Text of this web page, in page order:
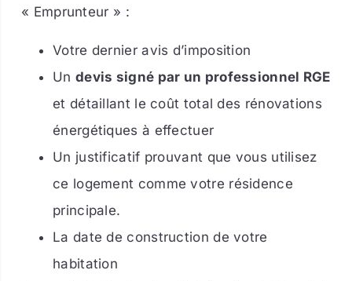
« Emprunteur » :
Votre dernier avis d’imposition
Un devis signé par un professionnel RGE
et détaillant le coût total des rénovations
énergétiques à effectuer
Un justificatif prouvant que vous utilisez
ce logement comme votre résidence
principale.
La date de construction de votre
habitation